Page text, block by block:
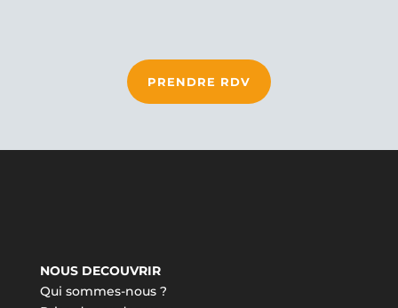
PRENDRE RDV
NOUS DECOUVRIR
Qui sommes-nous ?